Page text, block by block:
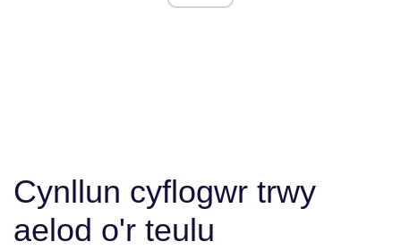
Cynllun cyflogwr trwy
aelod o'r teulu